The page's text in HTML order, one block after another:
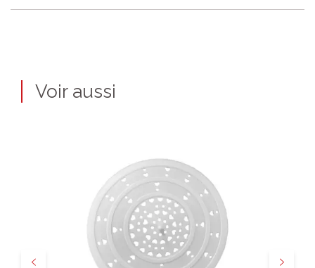
Voir aussi
Précédent Suivant